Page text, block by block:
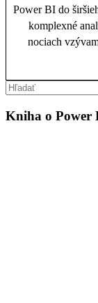
Power BI do
komplexné
nociach
Kniha o Power